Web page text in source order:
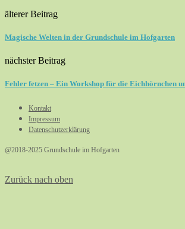
älterer Beitrag
Magische Welten in der Grundschule im Hofgarten
nächster Beitrag
Fehler fetzen – Ein Workshop für die Eichhörnchen
Kontakt
Impressum
Datenschutzerklärung
@2018-2025 Grundschule im Hofgarten
Zurück nach oben